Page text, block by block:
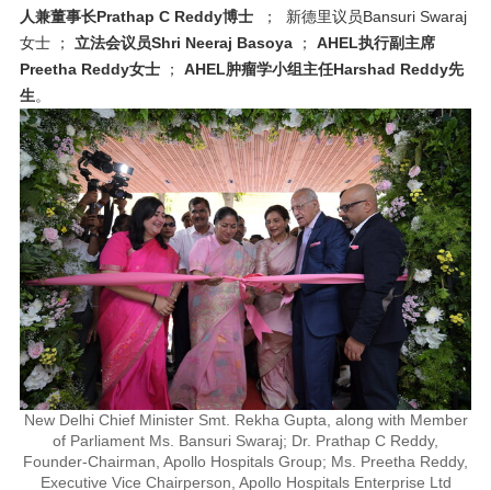
人兼董事长Prathap C Reddy博士； 新德里议员Bansuri Swaraj
女士 ； 立法会议员Shri Neeraj Basoya ； AHEL执行副主席
Preetha Reddy女士； AHEL肿瘤学小组主任Harshad Reddy先
生。
New Delhi Chief Minister Smt. Rekha Gupta, along with Member
of Parliament Ms. Bansuri Swaraj; Dr. Prathap C Reddy,
Founder-Chairman, Apollo Hospitals Group; Ms. Preetha Reddy,
Executive Vice Chairperson, Apollo Hospitals Enterprise Ltd